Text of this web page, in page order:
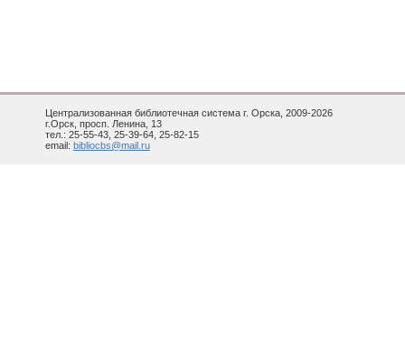
Централизованная библиотечная система г. Орска, 2009-2026
г.Орск, просп. Ленина, 13
тел.: 25-55-43, 25-39-64, 25-82-15
email: bibliocbs@mail.ru